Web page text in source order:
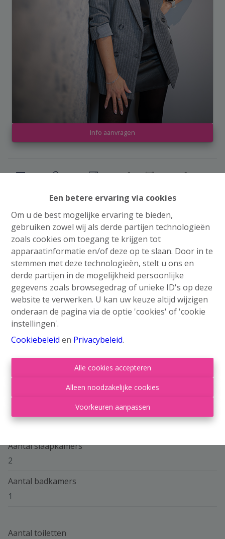
Een betere ervaring via cookies
Om u de best mogelijke ervaring te bieden,
gebruiken zowel wij als derde partijen technologieën
zoals cookies om toegang te krijgen tot
apparaatinformatie en/of deze op te slaan. Door in te
stemmen met deze technologieën, stelt u ons en
derde partijen in de mogelijkheid persoonlijke
gegevens zoals browsegedrag of unieke ID's op deze
website te verwerken. U kan uw keuze altijd wijzigen
onderaan de pagina via de optie 'cookies' of 'cookie
instellingen'.
Cookiebeleid en Privacybeleid.
Alle cookies accepteren
Alleen noodzakelijke cookies
Voorkeuren aanpassen
Info aanvragen
2 1 157 m² 175 m²
Delen
Algemeen
Adres
Omgeving
Aantal slaapkamers
2
Aantal badkamers
1
Aantal toiletten